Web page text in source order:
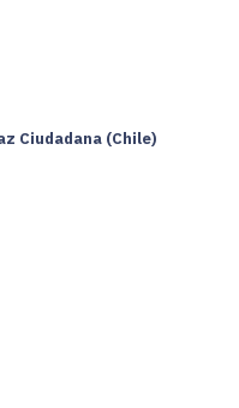
Ciudadana (Chile)